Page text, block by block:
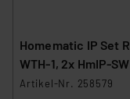
Homematic IP Set
WTH-1, 2x
Artikel-Nr. 258579